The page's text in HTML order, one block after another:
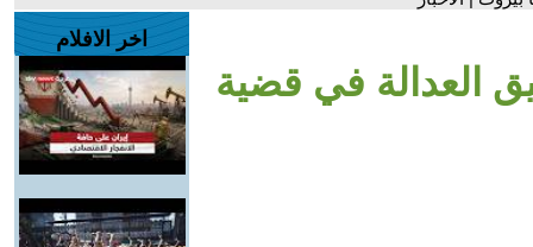
العدالة في قضية
اخر الافلام